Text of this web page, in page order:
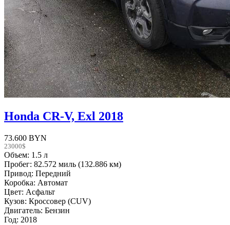
Honda CR-V, Exl 2018
73.600 BYN
23000$
Объем: 1.5 л
Пробег: 82.572 миль (132.886 км)
Привод: Передний
Коробка: Автомат
Цвет: Асфальт
Кузов: Кроссовер (CUV)
Двигатель: Бензин
Год: 2018